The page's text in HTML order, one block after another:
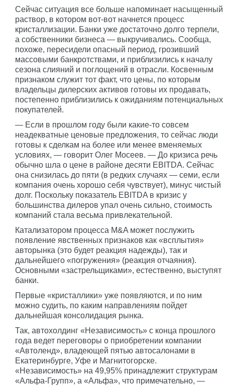
Сейчас ситуация все больше напоминает насыщенный
раствор, в котором вот-вот начнется процесс
кристаллизации. Банки уже достаточно долго терпели,
а собственники бизнеса — выкручивались. Сообща,
похоже, пересидели опасный период, грозивший
массовыми банкротствами, и приблизились к началу
сезона слияний и поглощений в отрасли. Косвенным
признаком служит тот факт, что цены, по которым
владельцы дилерских активов готовы их продавать,
постепенно приблизились к ожиданиям потенциальных
покупателей.
— Если в прошлом году были какие-то совсем
неадекватные ценовые предложения, то сейчас люди
готовы к сделкам на более или менее вменяемых
условиях, — говорит Олег Мосеев. — До кризиса речь
обычно шла о цене в районе десяти EBITDA. Сейчас
она снизилась до пяти (в редких случаях — семи, если
компания очень хорошо себя чувствует), минус чистый
долг. Поскольку показатель EBITDA в кризис у
большинства дилеров упал очень сильно, стоимость
компаний стала весьма привлекательной.
Катализатором процесса M&A может послужить
появление явственных признаков как «всплытия»
авторынка (это будет реакция надежды), так и
дальнейшего «погружения» (реакция отчаяния).
Основными «застрельщиками», естественно, выступят
банки.
Первые «кристаллики» уже появляются, и по ним
можно судить, по каким направлениям пойдет
дальнейшая консолидация рынка.
Так, автохолдинг «Независимость» с конца прошлого
года ведет переговоры о приобретении компании
«Автоленд», владеющей пятью автосалонами в
Екатеринбурге, Уфе и Магнитогорске.
«Независимость» на 49,95% принадлежит структурам
«Альфа-Групп», а «Альфа», что примечательно, —